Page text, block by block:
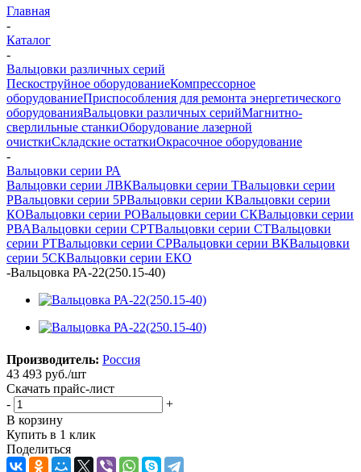
Главная
-
Каталог
-
Вальцовки различных серий
Пескоструйное оборудованиеКомпрессорное
оборудованиеПриспособления для ремонта энергетического
оборудованияВальцовки различных серийМагнитно-
сверлильные станкиОборудование лазерной
очисткиСкладские остаткиОкрасочное оборудование
-
Вальцовки серии РА
Вальцовки серии ЛВКВальцовки серии ТВальцовки серии
РВальцовки серии 5РВальцовки серии КВальцовки серии
КОВальцовки серии РОВальцовки серии СКВальцовки серии
РВАВальцовки серии СРТВальцовки серии СТВальцовки
серии РТВальцовки серии СРВальцовки серии ВКВальцовки
серии 5СКВальцовки серии ЕКО
-Вальцовка РА-22(250.15-40)
Производитель: Россия
43 493 руб./шт
Скачать прайс-лист
-
+
В корзину
Купить в 1 клик
Поделиться